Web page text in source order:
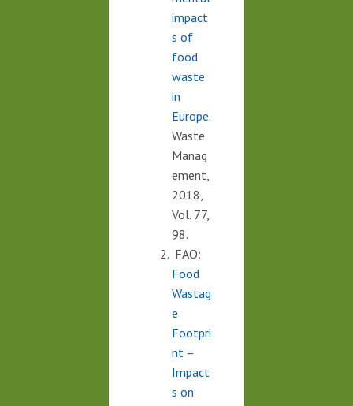
impact
s of
food
waste
in
Europe.
Waste
Manag
ement,
2018,
Vol. 77,
98.
FAO:
Food
Wastag
e
Footpri
nt –
Impact
s on